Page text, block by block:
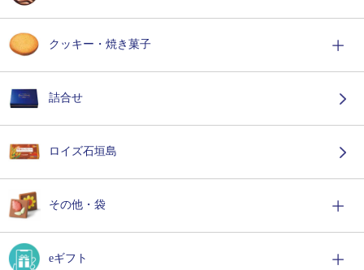
クッキー・焼き菓子
詰合せ
ロイズ石垣島
その他・袋
eギフト